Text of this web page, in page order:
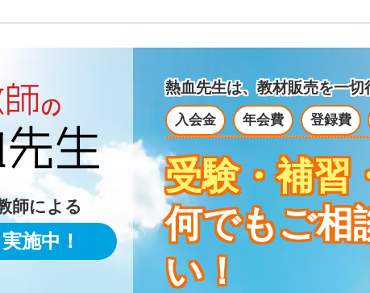
師による
施中！
熱血先生は、教材販売を一切
入会金 年会費 登録費
受験・補習
何でもご相
い！